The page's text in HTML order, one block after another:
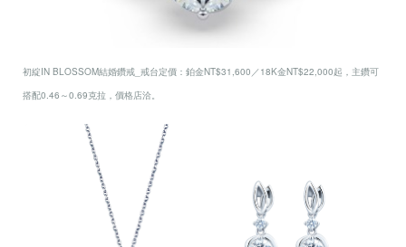
初綻IN BLOSSOM結婚鑽戒_戒台定價：鉑金NT$31,600／18K金NT$22,000起，主鑽可
搭配0.46～0.69克拉，價格店洽。